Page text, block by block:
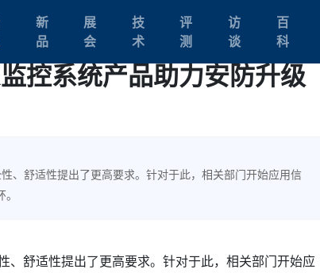
新
品
展
会
技
术
评
测
访
谈
百
科
控系统产品助力安防升级
、舒适性提出了更高要求。针对于此，相关部门开始应用信
舒适性提出了更高要求。针对于此，相关部门开始应